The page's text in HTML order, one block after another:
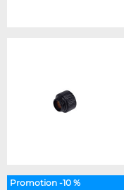
Promotion -10 %